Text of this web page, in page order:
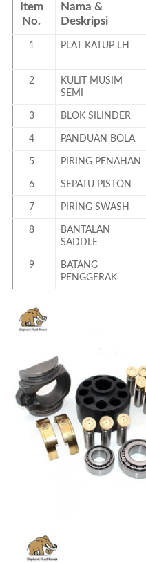
Item
No.
Nama &
Deskripsi
1 PLAT KATUP LH
2
KULIT MUSIM
SEMI
3 BLOK SILINDER
4 PANDUAN BOLA
5 PIRING PENAHAN
6 SEPATU PISTON
7 PIRING SWASH
8
BANTALAN
SADDLE
9
BATANG
PENGGERAK